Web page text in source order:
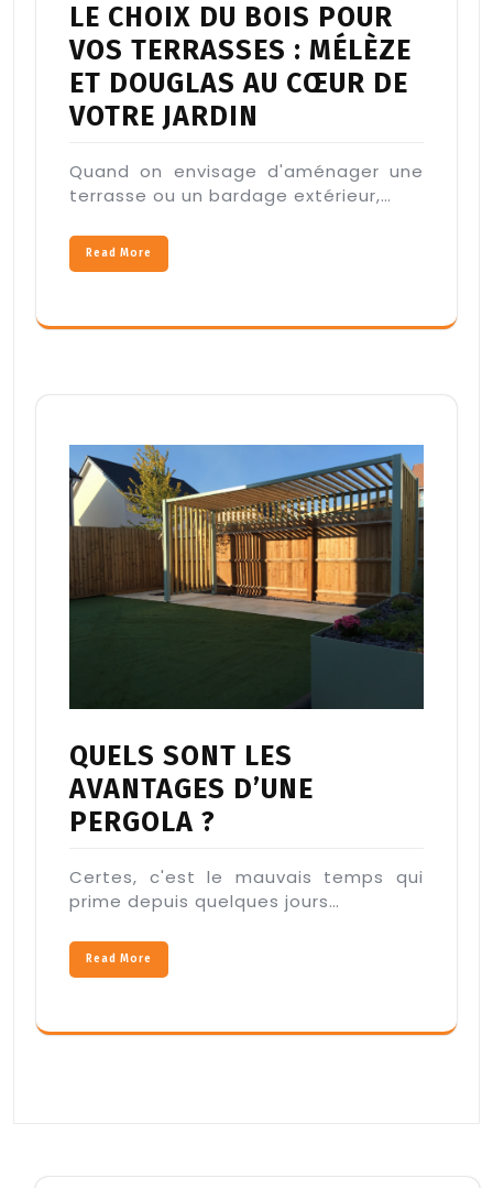
LE CHOIX DU BOIS POUR
VOS TERRASSES : MÉLÈZE
ET DOUGLAS AU CŒUR DE
VOTRE JARDIN
Quand on envisage d'aménager une
terrasse ou un bardage extérieur,…
Read More
QUELS SONT LES
AVANTAGES D’UNE
PERGOLA ?
Certes, c'est le mauvais temps qui
prime depuis quelques jours…
Read More